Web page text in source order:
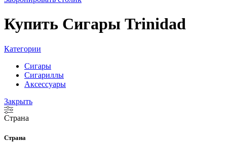
Купить Сигары Trinidad
Категории
Сигары
Сигариллы
Аксессуары
Закрыть
Страна
Страна